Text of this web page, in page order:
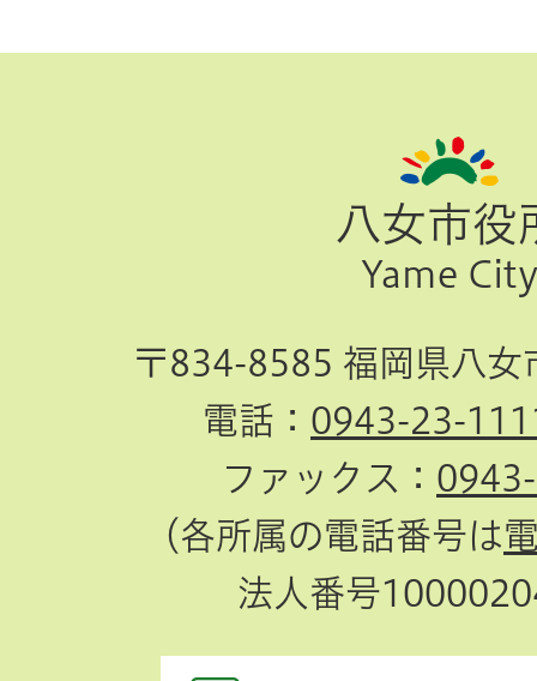
八女市役
Yame City
〒834-8585 福岡県八女
電話： 0943-23-
ファックス：
（各所属の電話番号は
法人番号